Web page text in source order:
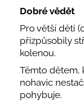
Dobré vědět
Pro větší děti
přizpůsobily
kolenou.
Těmto dětem,
nohavic
pohybuje.